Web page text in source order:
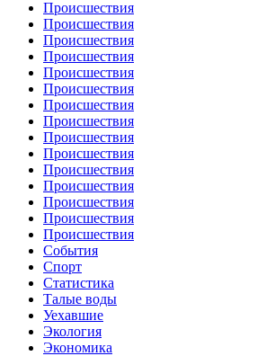
Происшествия
Происшествия
Происшествия
Происшествия
Происшествия
Происшествия
Происшествия
Происшествия
Происшествия
Происшествия
Происшествия
Происшествия
Происшествия
Происшествия
Происшествия
События
Спорт
Статистика
Талые воды
Уехавшие
Экология
Экономика